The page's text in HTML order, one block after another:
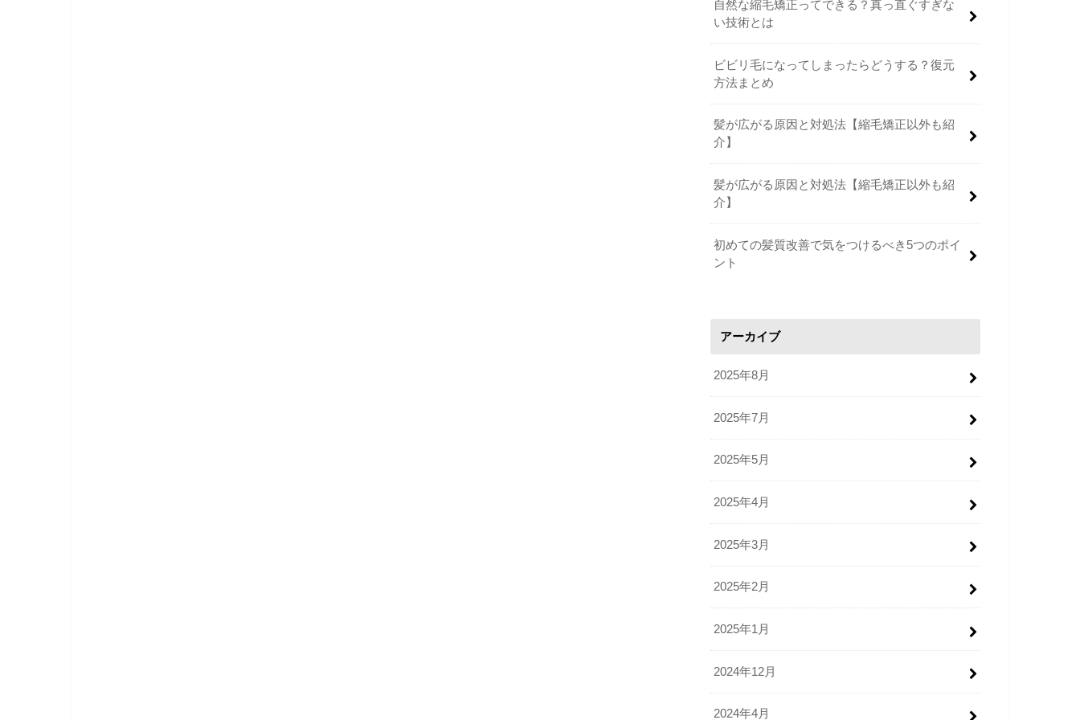
自然な縮毛矯正ってできる？真っ直ぐすぎな
い技術とは
ビビリ毛になってしまったらどうする？復元
方法まとめ
髪が広がる原因と対処法【縮毛矯正以外も紹
介】
髪が広がる原因と対処法【縮毛矯正以外も紹
介】
初めての髪質改善で気をつけるべき5つのポイ
ント
アーカイブ
2025年8月
2025年7月
2025年5月
2025年4月
2025年3月
2025年2月
2025年1月
2024年12月
2024年4月